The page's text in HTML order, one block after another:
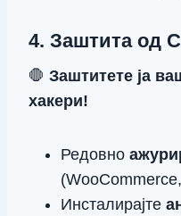
4. Заштита од
🛑 Заштитете ја
хакери!
Редовно
Инсталирајте